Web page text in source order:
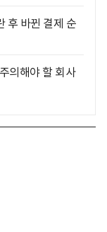
후 바뀐 결제 순
의해야 할 회사